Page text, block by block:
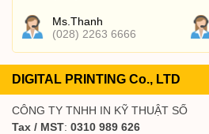
Ms.Thanh
(028) 2263 6666
DIGITAL PRINTING Co., LTD
CÔNG TY TNHH IN KỸ THUẬT SỐ
Tax / MST: 0310 989 626